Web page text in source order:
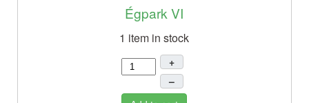
Égpark VI
1 item in stock
+
–